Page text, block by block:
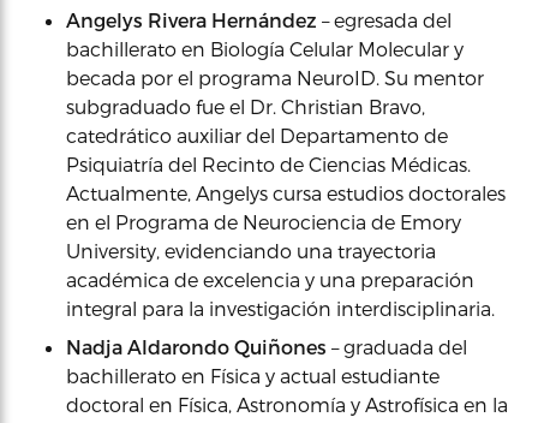
Angelys Rivera Hernández – egresada del
bachillerato en Biología Celular Molecular y
becada por el programa NeuroID. Su mentor
subgraduado fue el Dr. Christian Bravo,
catedrático auxiliar del Departamento de
Psiquiatría del Recinto de Ciencias Médicas.
Actualmente, Angelys cursa estudios doctorales
en el Programa de Neurociencia de Emory
University, evidenciando una trayectoria
académica de excelencia y una preparación
integral para la investigación interdisciplinaria.
Nadja Aldarondo Quiñones – graduada del
bachillerato en Física y actual estudiante
doctoral en Física, Astronomía y Astrofísica en la